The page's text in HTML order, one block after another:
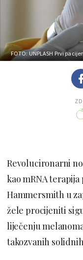
FOTO: UNPLASH Prvi
Revolucironarni
kao mRNA
Hammersmith u
žele procijeniti
liječenju
takozvanih